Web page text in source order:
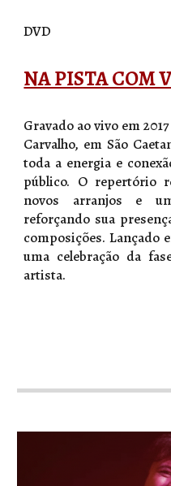
DVD
NA PISTA COM
Gravado ao vivo em
Carvalho, em São
toda a energia e
público. O repertório
novos arranjos e
reforçando sua
composições. Lançado
uma celebração da
artista.